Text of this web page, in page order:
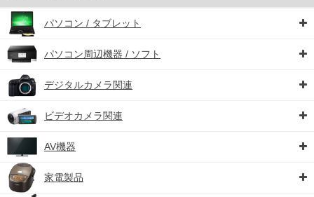
パソコン / タブレット
パソコン周辺機器 / ソフト
デジタルカメラ関連
ビデオカメラ関連
AV機器
家電製品